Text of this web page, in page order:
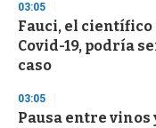
3
s
e
c
o
d
s
03:05
Fauci, el científico
Covid-19, podría
caso
03:05
Pausa entre vinos